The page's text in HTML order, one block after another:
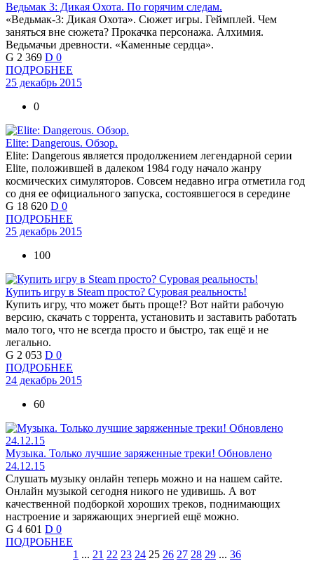
Ведьмак 3: Дикая Охота. По горячим следам.
«Ведьмак-3: Дикая Охота». Сюжет игры. Геймплей. Чем
заняться вне сюжета? Прокачка персонажа. Алхимия.
Ведьмачьи древности. «Каменные сердца».
G 2 369 D 0
ПОДРОБНЕЕ
25 декабрь 2015
0
Elite: Dangerous. Обзор.
Elite: Dangerous является продолжением легендарной серии
Elite, положившей в далеком 1984 году начало жанру
космических симуляторов. Совсем недавно игра отметила год
со дня ее официального запуска, состоявшегося в середине
G 18 620 D 0
ПОДРОБНЕЕ
25 декабрь 2015
100
Купить игру в Steam просто? Суровая реальность!
Купить игру, что может быть проще!? Вот найти рабочую
версию, скачать с торрента, установить и заставить работать
мало того, что не всегда просто и быстро, так ещё и не
легально.
G 2 053 D 0
ПОДРОБНЕЕ
24 декабрь 2015
60
Музыка. Только лучшие заряженные треки! Обновлено
24.12.15
Слушать музыку онлайн теперь можно и на нашем сайте.
Онлайн музыкой сегодня никого не удивишь. А вот
качественной подборкой хороших треков, поднимающих
настроение и заряжающих энергией ещё можно.
G 4 601 D 0
ПОДРОБНЕЕ
1 ... 21 22 23 24 25 26 27 28 29 ... 36